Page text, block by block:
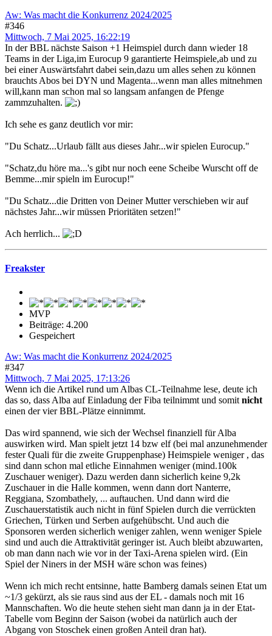
Aw: Was macht die Konkurrenz 2024/2025
#346
Mittwoch, 7 Mai 2025, 16:22:19
In der BBL nächste Saison +1 Heimspiel durch dann wieder 18
Teams in der Liga,im Eurocup 9 garantierte Heimspiele,ab und zu
bei einer Auswärtsfahrt dabei sein,dazu um alles sehen zu können
brauchts Abos bei DYN und Magenta...wenn man alles mitnehmen
will,kann man schon mal so langsam anfangen de Pfenge
zammzuhalten.
Ich sehe es ganz deutlich vor mir:
"Du Schatz...Urlaub fällt aus dieses Jahr...wir spielen Eurocup."
"Schatz,du höre ma...'s gibt nur noch eene Scheibe Wurscht off de
Bemme...mir spieln im Eurocup!"
"Du Schatz...die Dritten von Deiner Mutter verschieben wir auf
nächstes Jahr...wir müssen Prioritäten setzen!"
Ach herrlich...
Freakster
MVP
Beiträge: 4.200
Gespeichert
Aw: Was macht die Konkurrenz 2024/2025
#347
Mittwoch, 7 Mai 2025, 17:13:26
Wenn ich die Artikel rund um Albas CL-Teilnahme lese, deute ich
das so, dass Alba auf Einladung der Fiba teilnimmt und somit nicht
einen der vier BBL-Plätze einnimmt.
Das wird spannend, wie sich der Wechsel finanziell für Alba
auswirken wird. Man spielt jetzt 14 bzw elf (bei mal anzunehmender
fester Quali für die zweite Gruppenphase) Heimspiele weniger , das
sind dann schon mal etliche Einnahmen weniger (mind.100k
Zuschauer weniger). Dazu werden dann sicherlich keine 9,2k
Zuschauer in die Halle kommen, wenn dann dort Nanterre,
Reggiana, Szombathely, ... auftauchen. Und dann wird die
Zuschauerstatistik auch nicht in fünf Spielen durch die verrückten
Griechen, Türken und Serben aufgehübscht. Und auch die
Sponsoren werden sicherlich weniger zahlen, wenn weniger Spiele
sind und auch die Attraktivität geringer ist. Auch bleibt abzuwarten,
ob man dann nach wie vor in der Taxi-Arena spielen wird. (Ein
Spiel der Niners in der MSH wäre schon was feines)
Wenn ich mich recht entsinne, hatte Bamberg damals seinen Etat um
~1/3 gekürzt, als sie raus sind aus der EL - damals noch mit 16
Mannschaften. Wo die heute stehen sieht man dann ja in der Etat-
Tabelle vom Beginn der Saison (wobei da natürlich auch der
Abgang von Stoschek einen großen Anteil dran hat).